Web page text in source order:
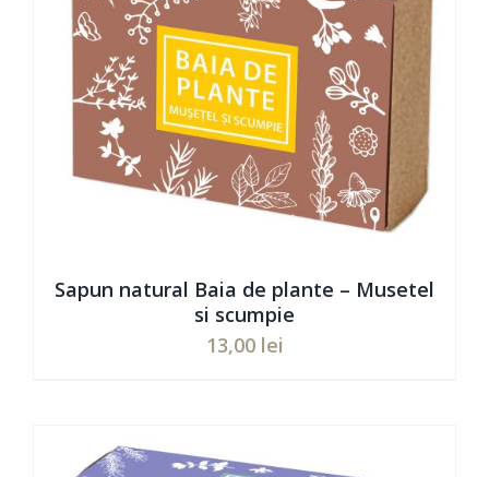
la5.00din 5
ADAUGĂ ÎN COȘ
Sapun natural Baia de plante – Musetel
si scumpie
13,00 lei